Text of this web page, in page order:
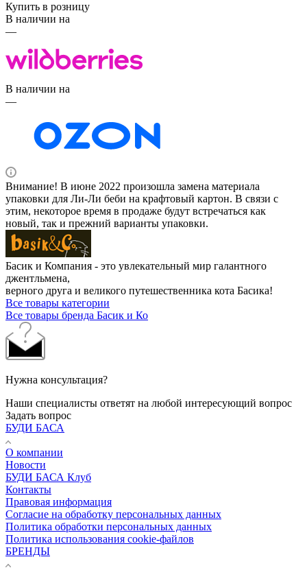
Купить в розницу
В наличии на
—
В наличии на
—
Внимание! В июне 2022 произошла замена материала
упаковки для Ли-Ли беби на крафтовый картон. В связи с
этим, некоторое время в продаже будут встречаться как
новый, так и прежний варианты упаковки.
Басик и Компания - это увлекательный мир галантного
джентльмена,
верного друга и великого путешественника кота Басика!
Все товары категории
Все товары бренда Басик и Ко
Нужна консультация?
Наши специалисты ответят на любой интересующий вопрос
Задать вопрос
БУДИ БАСА
О компании
Новости
БУДИ БАСА Клуб
Контакты
Правовая информация
Согласие на обработку персональных данных
Политика обработки персональных данных
Политика использования cookie-файлов
БРЕНДЫ